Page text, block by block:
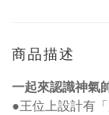
商品描述
一起來認識神氣
●王位上設計有